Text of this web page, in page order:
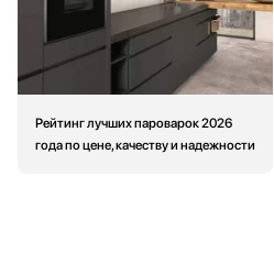
Рейтинг лучших пароварок 2026
года по цене, качеству и надежности